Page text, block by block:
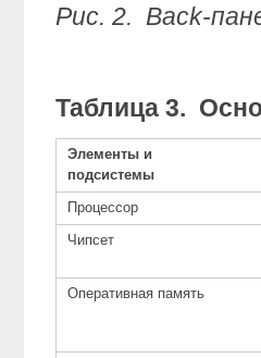
Рис. 2. Back-
Таблица 3.
Элементы и
подсистемы
Процессор
Чипсет
Оперативная память